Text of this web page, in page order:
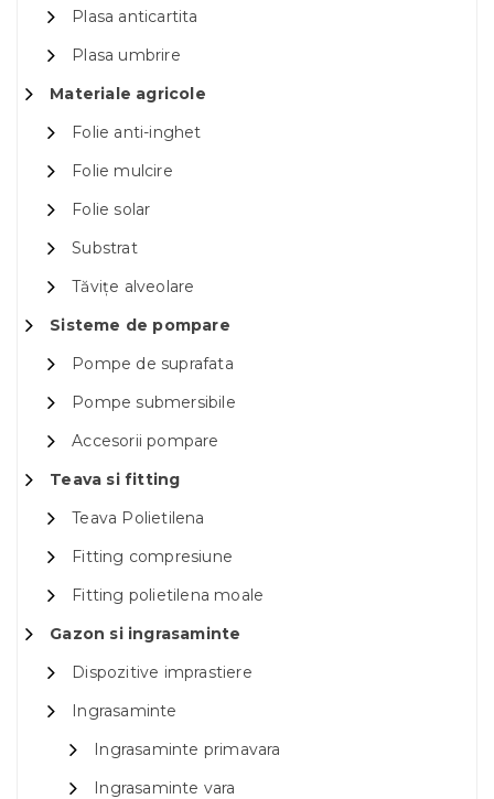
Plasa anticartita
Plasa umbrire
Materiale agricole
Folie anti-inghet
Folie mulcire
Folie solar
Substrat
Tăvițe alveolare
Sisteme de pompare
Pompe de suprafata
Pompe submersibile
Accesorii pompare
Teava si fitting
Teava Polietilena
Fitting compresiune
Fitting polietilena moale
Gazon si ingrasaminte
Dispozitive imprastiere
Ingrasaminte
Ingrasaminte primavara
Ingrasaminte vara